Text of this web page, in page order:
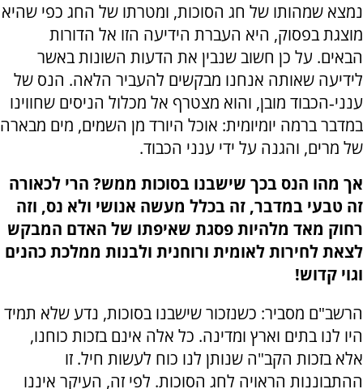
נמצא שמהותו של חג הסוכות, ומטרתו של החג כפי שהיא
מוצגת בפסוק, היא העברת הידיעה הזו אל הדורות
הבאים. על כן חשוב שנבין את הדעות השונות באשר
לידיעה שאותה אנחנו מבקשים להעביר הלאה. הנס של
ענני‐הכבוד מובן, והוא מצטרף אל מכלול הניסים שחווינו
במדבר ברמה יומיומית: אוכל היורד מן השמים, מים מבארה
של מרים, והגנה על ידי ענני הכבוד.
אך מהו הנס בכך שישבנו בסוכות ממש? הרי לכאורה
זה טבעי במדבר, זה בכלל מעשה אנושי ולא נס, וזה
רחוק מאד מלהיות פסגת שאיפתו של האדם המבקש
לצאת לחירות לאומית ורוחנית ולבנות ממלכת כהנים
וגוי קדוש!
הרשב"ם מסביר: כשנזכור שישבנו בסוכות, נדע שלא תמיד
היו לנו בתים וארץ ומדינה. כל אלה אינם בזכות כוחנו,
אלא בזכות הקב"ה שנותן לנו כוח לעשות חיל. זו
ההתבוננות הראויה לחג הסוכות. לפי זה, העיקר איננו